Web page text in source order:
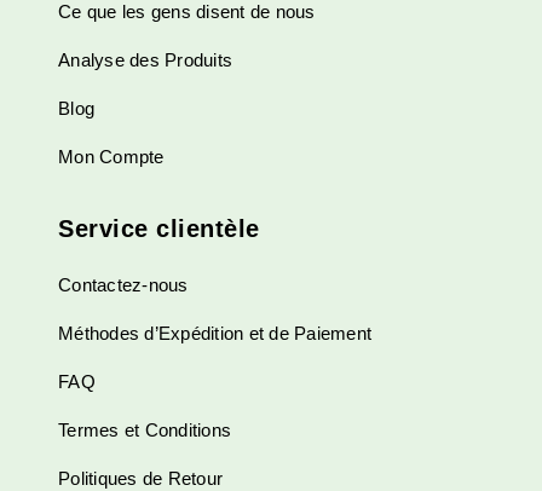
Ce que les gens disent de nous
Analyse des Produits
Blog
Mon Compte
Service clientèle
Contactez-nous
Méthodes d’Expédition et de Paiement
FAQ
Termes et Conditions
Politiques de Retour